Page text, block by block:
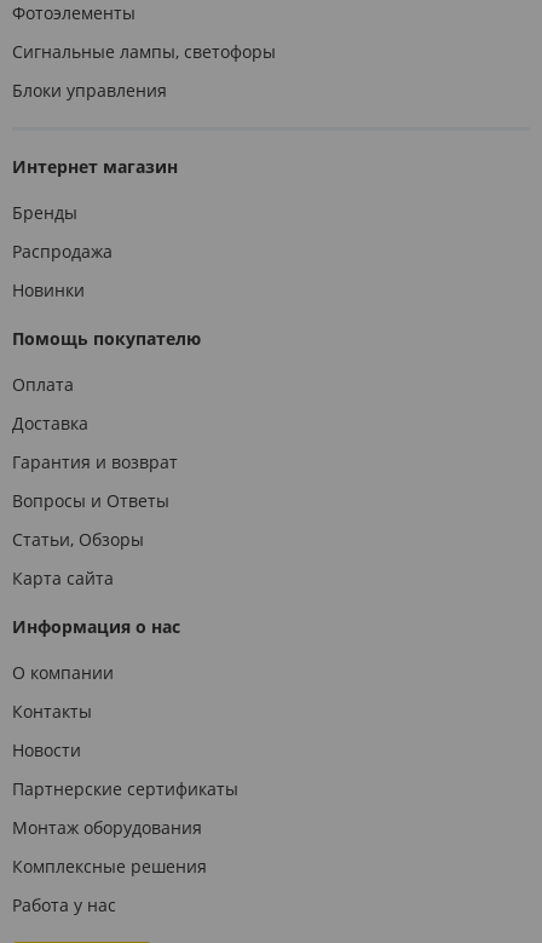
Фотоэлементы
Сигнальные лампы, светофоры
Блоки управления
Интернет магазин
Бренды
Распродажа
Новинки
Помощь покупателю
Оплата
Доставка
Гарантия и возврат
Вопросы и Ответы
Статьи, Обзоры
Карта сайта
Информация о нас
О компании
Контакты
Новости
Партнерские сертификаты
Монтаж оборудования
Комплексные решения
Работа у нас